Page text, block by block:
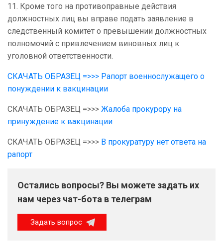
11. Кроме того на противоправные действия
должностных лиц вы вправе подать заявление в
следственный комитет о превышении должностных
полномочий с привлечением виновных лиц к
уголовной ответственности.
СКАЧАТЬ ОБРАЗЕЦ =>>> Рапорт военнослужащего о
понуждении к вакцинации
СКАЧАТЬ ОБРАЗЕЦ =>>> Жалоба прокурору на
принуждение к вакцинации
СКАЧАТЬ ОБРАЗЕЦ =>>> В прокуратуру нет ответа на
рапорт
Остались вопросы? Вы можете задать их
нам через чат-бота в телеграм
Задать вопрос